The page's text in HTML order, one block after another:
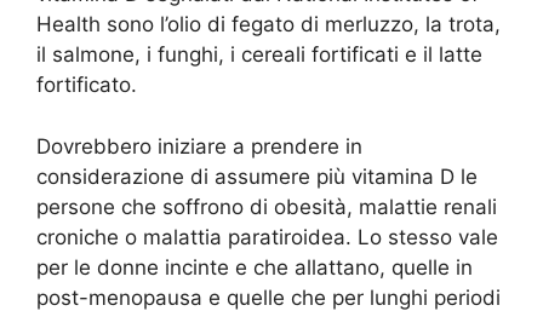
Health sono l’olio di fegato di merluzzo, la trota,
il salmone, i funghi, i cereali fortificati e il latte
fortificato.
Dovrebbero iniziare a prendere in
considerazione di assumere più vitamina D le
persone che soffrono di obesità, malattie renali
croniche o malattia paratiroidea. Lo stesso vale
per le donne incinte e che allattano, quelle in
post-menopausa e quelle che per lunghi periodi